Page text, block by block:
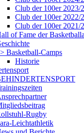
Club der 100er 2023/
Club der 100er 2022/
Club der 100er 2021/
of Fame der
Basketball-Camps
Historie
Rugby
Leichtathletik